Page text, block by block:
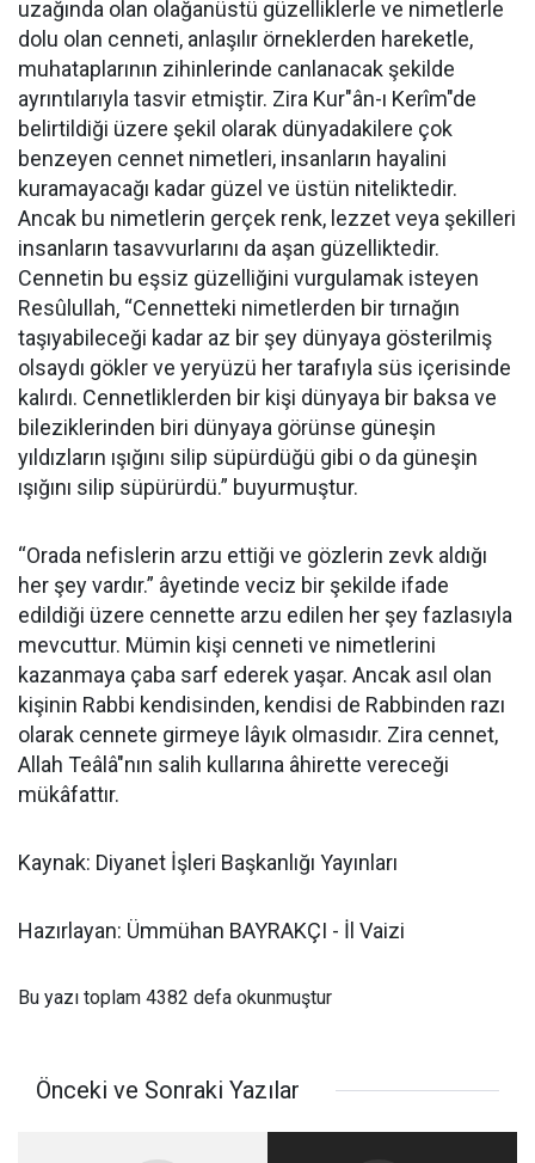
uzağında olan olağanüstü güzelliklerle ve nimetlerle
dolu olan cenneti, anlaşılır örneklerden hareketle,
muhataplarının zihinlerinde canlanacak şekilde
ayrıntılarıyla tasvir etmiştir. Zira Kur"ân-ı Kerîm"de
belirtildiği üzere şekil olarak dünyadakilere çok
benzeyen cennet nimetleri, insanların hayalini
kuramayacağı kadar güzel ve üstün niteliktedir.
Ancak bu nimetlerin gerçek renk, lezzet veya şekilleri
insanların tasavvurlarını da aşan güzelliktedir.
Cennetin bu eşsiz güzelliğini vurgulamak isteyen
Resûlullah, “Cennetteki nimetlerden bir tırnağın
taşıyabileceği kadar az bir şey dünyaya gösterilmiş
olsaydı gökler ve yeryüzü her tarafıyla süs içerisinde
kalırdı. Cennetliklerden bir kişi dünyaya bir baksa ve
bileziklerinden biri dünyaya görünse güneşin
yıldızların ışığını silip süpürdüğü gibi o da güneşin
ışığını silip süpürürdü.” buyurmuştur.
“Orada nefislerin arzu ettiği ve gözlerin zevk aldığı
her şey vardır.” âyetinde veciz bir şekilde ifade
edildiği üzere cennette arzu edilen her şey fazlasıyla
mevcuttur. Mümin kişi cenneti ve nimetlerini
kazanmaya çaba sarf ederek yaşar. Ancak asıl olan
kişinin Rabbi kendisinden, kendisi de Rabbinden razı
olarak cennete girmeye lâyık olmasıdır. Zira cennet,
Allah Teâlâ"nın salih kullarına âhirette vereceği
mükâfattır.
Kaynak: Diyanet İşleri Başkanlığı Yayınları
Hazırlayan: Ümmühan BAYRAKÇI - İl Vaizi
Bu yazı toplam 4382 defa okunmuştur
Önceki ve Sonraki Yazılar